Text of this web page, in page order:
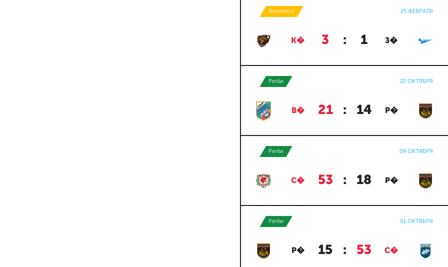
Волейбол 25 ФЕВРАЛЯ
К� 3 : 1 З�
Регби 22 ОКТЯБРЯ
В� 21 : 14 Р�
Регби 09 ОКТЯБРЯ
С� 53 : 18 Р�
Регби 01 ОКТЯБРЯ
Р� 15 : 53 С�